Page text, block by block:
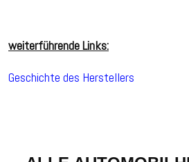
weiterführende Links:
Geschichte des Herstellers